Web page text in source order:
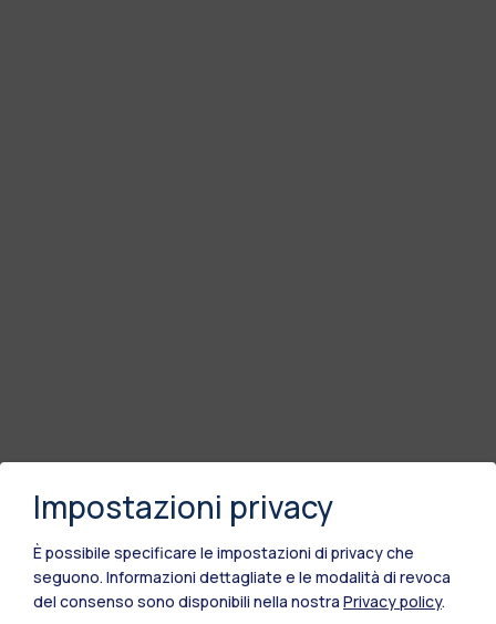
Impostazioni privacy
È possibile specificare le impostazioni di privacy che
seguono. Informazioni dettagliate e le modalità di revoca
del consenso sono disponibili nella nostra Privacy policy.